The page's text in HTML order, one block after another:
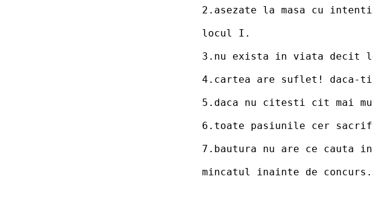
2.asezate la masa cu
  locul I.
3.nu exista in viata decit
4.cartea are suflet! daca-
5.daca nu citesti cit mai
6.toate pasiunile cer
7.bautura nu are ce cauta
  mincatul inainte de concurs.